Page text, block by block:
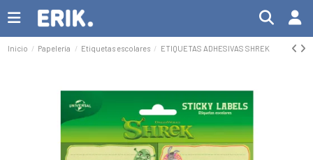
Inicio Papelería Etiquetas escolares ETIQUETAS ADHESIVAS SHREK